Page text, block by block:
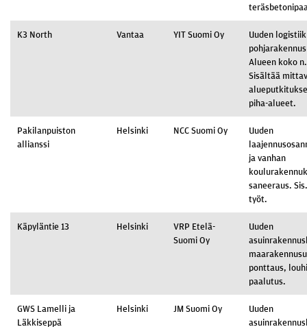
K3 North Vantaa YIT Suomi Oy
Uuden
Alueen koko
Sisältää
piha-alueet.
Pakilanpuiston
allianssi
Helsinki NCC Suomi Oy
Uuden
ja vanhan
saneeraus.
työt.
Käpyläntie 13 Helsinki
VRP Etelä-
Suomi Oy
Uuden
ponttaus,
paalutus.
GWS Lamelli ja
Läkkiseppä
Helsinki JM Suomi Oy
Uuden